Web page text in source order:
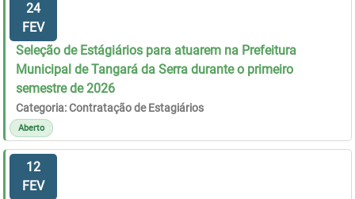
24
FEV
Seleção de Estágiários para atuarem na Prefeitura
Municipal de Tangará da Serra durante o primeiro
semestre de 2026
Categoria: Contratação de Estagiários
Aberto
12
FEV